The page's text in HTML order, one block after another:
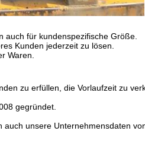
auch für kundenspezifische Größe.
Kunden jederzeit zu lösen.
Waren.
zu erfüllen, die Vorlaufzeit zu
gegründet.
unsere Unternehmensdaten